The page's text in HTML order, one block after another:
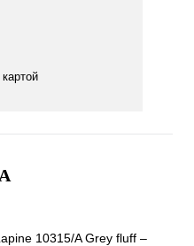
10315/A Grey fluff –